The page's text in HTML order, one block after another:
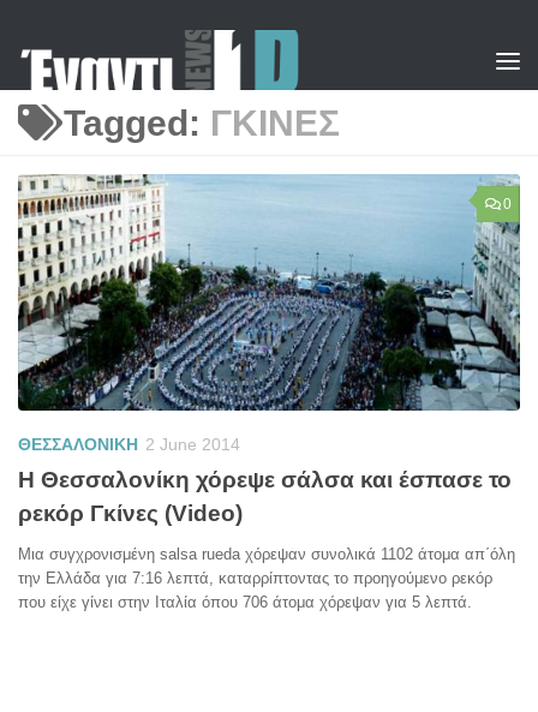
Tagged: ΓΚΙΝΕΣ
0
ΘΕΣΣΑΛΟΝΙΚΗ 2 June 2014
Η Θεσσαλονίκη χόρεψε σάλσα και έσπασε το
ρεκόρ Γκίνες (Video)
Μια συγχρονισμένη salsa rueda χόρεψαν συνολικά 1102 άτομα απ΄όλη
την Ελλάδα για 7:16 λεπτά, καταρρίπτοντας το προηγούμενο ρεκόρ
που είχε γίνει στην Ιταλία όπου 706 άτομα χόρεψαν για 5 λεπτά.